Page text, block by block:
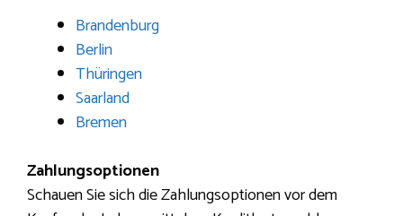
Brandenburg
Berlin
Thüringen
Saarland
Bremen
Zahlungsoptionen
Schauen Sie sich die Zahlungsoptionen vor dem